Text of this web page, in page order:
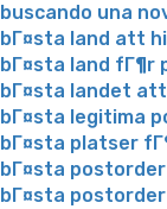
buscando una
bГ¤sta land att
bГ¤sta land fГ¶r
bГ¤sta landet
bГ¤sta legitima
bГ¤sta platser
bГ¤sta
bГ¤sta